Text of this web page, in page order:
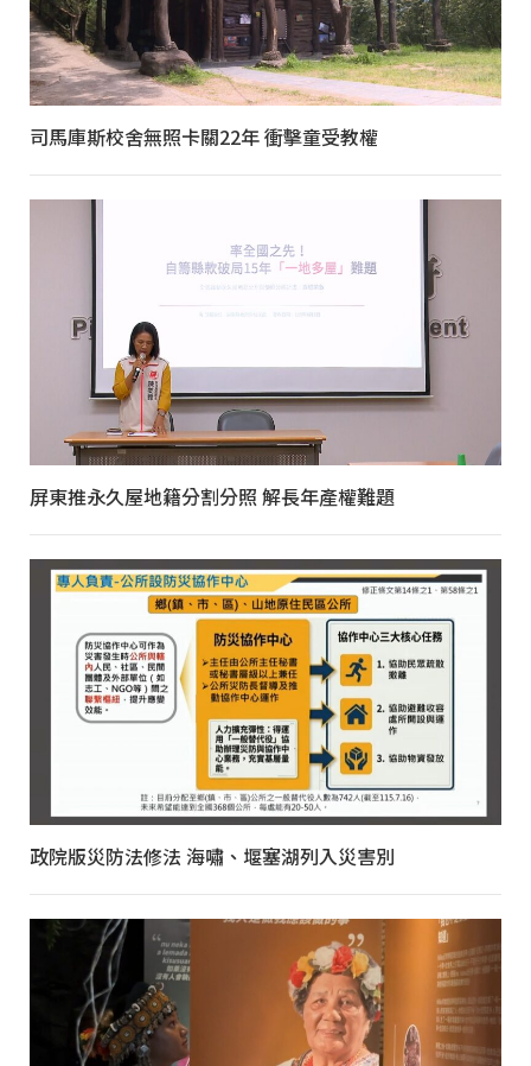
司馬庫斯校舍無照卡關22年 衝擊童受教權
屏東推永久屋地籍分割分照 解長年產權難題
政院版災防法修法 海嘯、堰塞湖列入災害別